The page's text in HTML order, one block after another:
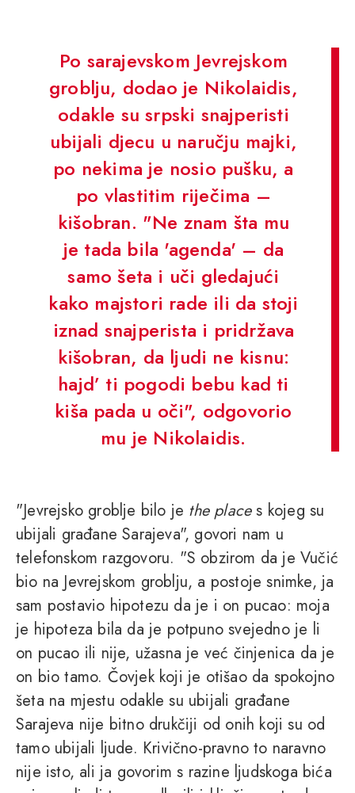
Po sarajevskom Jevrejskom
groblju, dodao je Nikolaidis,
odakle su srpski snajperisti
ubijali djecu u naručju majki,
po nekima je nosio pušku, a
po vlastitim riječima –
kišobran. "Ne znam šta mu
je tada bila 'agenda' – da
samo šeta i uči gledajući
kako majstori rade ili da stoji
iznad snajperista i pridržava
kišobran, da ljudi ne kisnu:
hajd’ ti pogodi bebu kad ti
kiša pada u oči", odgovorio
mu je Nikolaidis.
"Jevrejsko groblje bilo je the places kojeg su
ubijali građane Sarajeva", govori nam u
telefonskom razgovoru. "S obzirom da je Vučić
bio na Jevrejskom groblju, a postoje snimke, ja
sam postavio hipotezu da je i on pucao: moja
je hipoteza bila da je potpuno svejedno je li
on pucao ili nije, užasna je već činjenica da je
on bio tamo. Čovjek koji je otišao da spokojno
šeta na mjestu odakle su ubijali građane
Sarajeva nije bitno drukčiji od onih koji su od
tamo ubijali ljude. Krivično-pravno to naravno
nije isto, ali ja govorim s razine ljudskoga bića